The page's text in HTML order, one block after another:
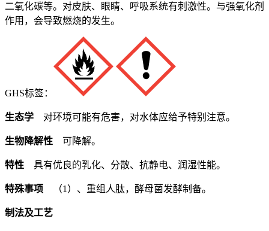
二氧化碳等。对皮肤、眼睛、呼吸系统有刺激性。与强氧化剂
作用，会导致燃烧的发生。
GHS标签：
生态学 对环境可能有危害，对水体应给予特别注意。
生物降解性 可降解。
特性 具有优良的乳化、分散、抗静电、润湿性能。
特殊事项 （1）、重组人肽，酵母菌发酵制备。
制法及工艺